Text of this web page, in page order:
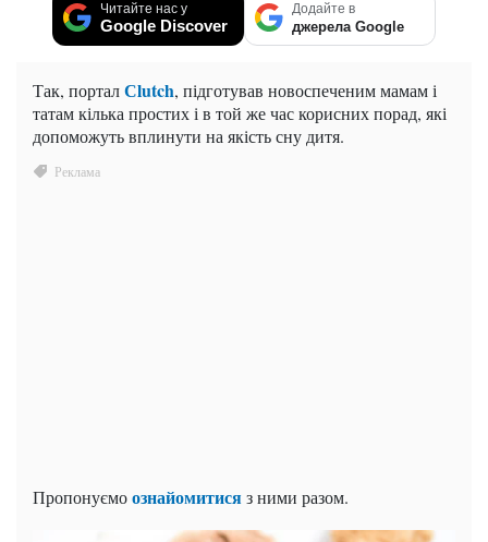
Читайте нас у
Google Discover
Додайте в
джерела Google
Так, порталСlutch, підготував новоспеченим мамам і
татам кілька простих і в той же час корисних порад, які
допоможуть вплинути на якість сну дитя.
Пропонуємоознайомитисяз ними разом.